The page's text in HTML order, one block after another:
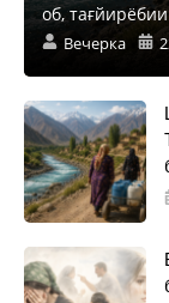
об,
Вечерка